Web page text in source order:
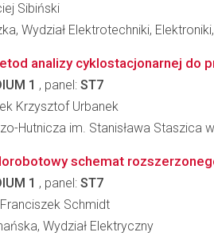
Sibiński
Wydział Elektrotechniki,
analizy cyklostacjonarnej do
1 , panel: ST7
Krzysztof Urbanek
Hutnicza im. Stanisława Staszica
schemat
1 , panel: ST7
Schmidt
Wydział Elektryczny